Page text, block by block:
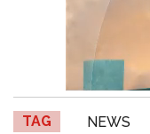
TAG NEWS